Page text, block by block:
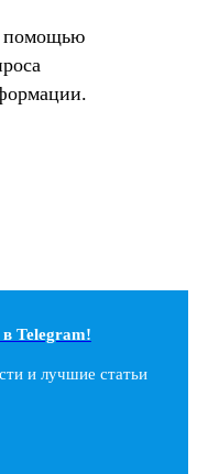
помощью
Telegram!
и лучшие статьи